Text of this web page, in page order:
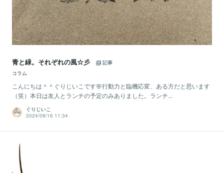
青と緑。それぞれの風☆彡
記事
コラム
こんにちは＾＾ぐりじいこです🌸行動力と臨機応変、ある方だと思います
（笑）本日は友人とランチの予定のみありました。ランチ...
ぐりじいこ
2024/09/16 11:34